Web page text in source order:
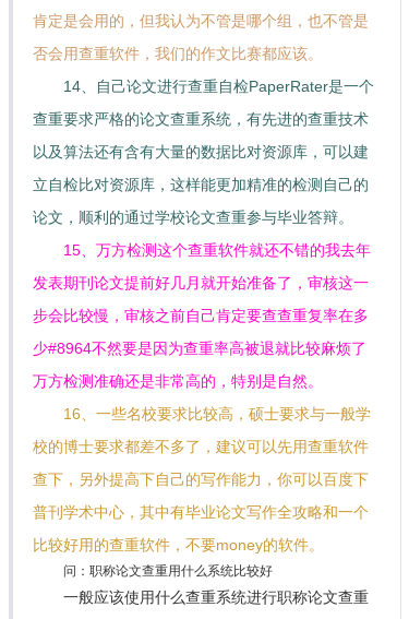
肯定是会用的，但我认为不管是哪个组，也不管是
否会用查重软件，我们的作文比赛都应该。
14、自己论文进行查重自检PaperRater是一个
查重要求严格的论文查重系统，有先进的查重技术
以及算法还有含有大量的数据比对资源库，可以建
立自检比对资源库，这样能更加精准的检测自己的
论文，顺利的通过学校论文查重参与毕业答辩。
15、万方检测这个查重软件就还不错的我去年
发表期刊论文提前好几月就开始准备了，审核这一
步会比较慢，审核之前自己肯定要查查重复率在多
少#8964不然要是因为查重率高被退就比较麻烦了
万方检测准确还是非常高的，特别是自然。
16、一些名校要求比较高，硕士要求与一般学
校的博士要求都差不多了，建议可以先用查重软件
查下，另外提高下自己的写作能力，你可以百度下
普刊学术中心，其中有毕业论文写作全攻略和一个
比较好用的查重软件，不要money的软件。
问：职称论文查重用什么系统比较好
一般应该使用什么查重系统进行职称论文查重